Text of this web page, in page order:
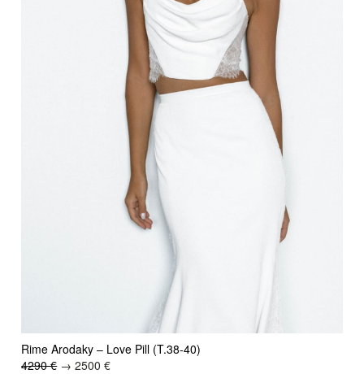
Rime Arodaky – Love Pill (T.38-40)
4290 € → 2500 €